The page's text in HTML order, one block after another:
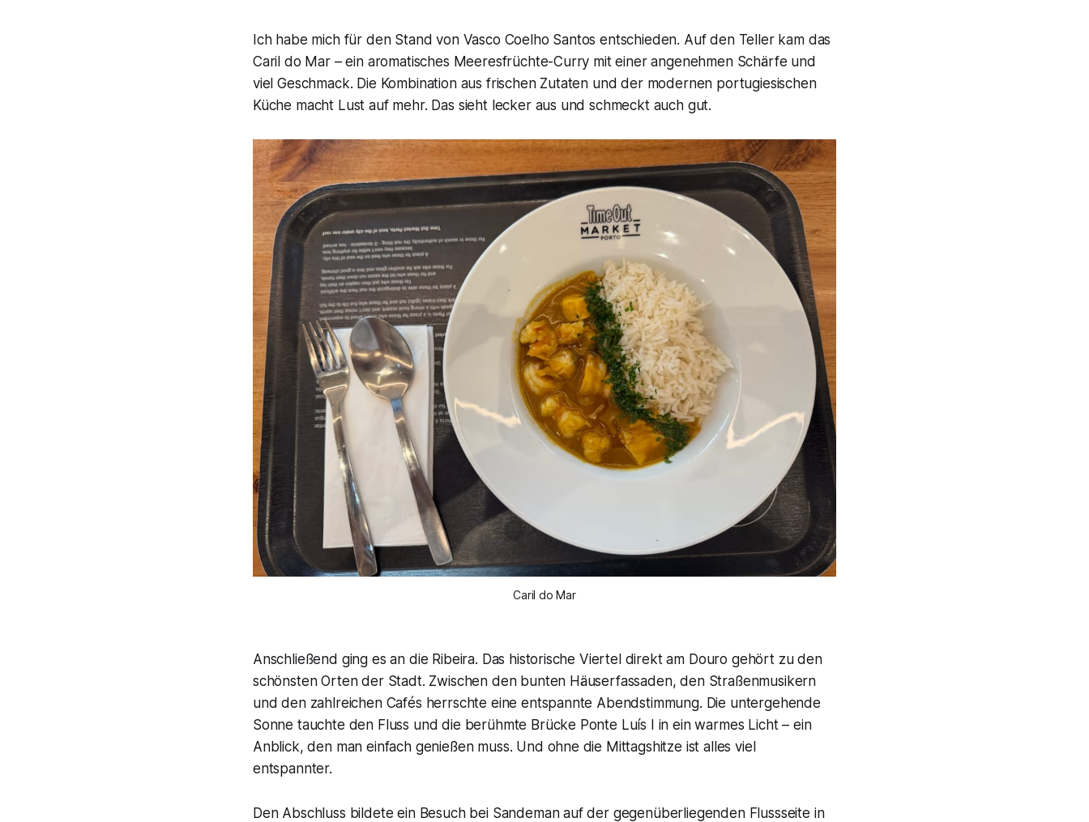
Ich habe mich für den Stand von Vasco Coelho Santos entschieden. Auf den Teller kam das
Caril do Mar – ein aromatisches Meeresfrüchte-Curry mit einer angenehmen Schärfe und
viel Geschmack. Die Kombination aus frischen Zutaten und der modernen portugiesischen
Küche macht Lust auf mehr. Das sieht lecker aus und schmeckt auch gut.
Caril do Mar
Anschließend ging es an die Ribeira. Das historische Viertel direkt am Douro gehört zu den
schönsten Orten der Stadt. Zwischen den bunten Häuserfassaden, den Straßenmusikern
und den zahlreichen Cafés herrschte eine entspannte Abendstimmung. Die untergehende
Sonne tauchte den Fluss und die berühmte Brücke Ponte Luís I in ein warmes Licht – ein
Anblick, den man einfach genießen muss. Und ohne die Mittagshitze ist alles viel
entspannter.
Den Abschluss bildete ein Besuch bei Sandeman auf der gegenüberliegenden Flussseite in